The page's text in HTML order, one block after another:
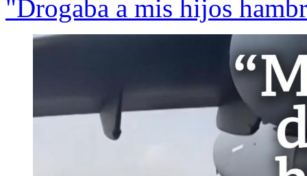
"Drogaba a mis hijos